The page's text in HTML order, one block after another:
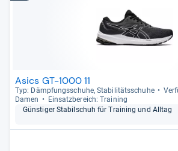
Asics GT-1000 11
Typ: Dämp­fungs­schuhe, Sta­bi­li­täts­schuhe
Damen
Ein­satz­be­reich: Trai­ning
Güns­ti­ger Sta­bil­schuh für Trai­ning und All­tag